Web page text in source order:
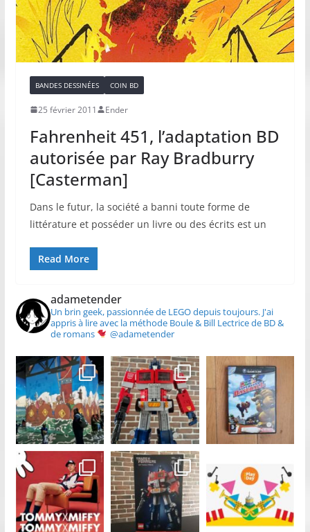
BANDES DESSINÉES COIN BD
25 février 2011 Ender
Fahrenheit 451, l’adaptation BD
autorisée par Ray Bradburry
[Casterman]
Dans le futur, la société a banni toute forme de
littérature et posséder un livre ou des écrits est un
Read More
adametender
Un brin geek, passionnée de LEGO depuis toujours.J'ai
appris à lire avec la méthode Boule & Bill Lectrice de BD &
de romans
@adametender